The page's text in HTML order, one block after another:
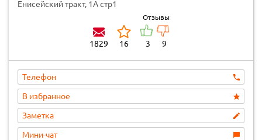
Енисейский тракт, 1А стр1
1829 16
Отзывы
3 9
Телефон
В избранное
Заметка
Мини-чат